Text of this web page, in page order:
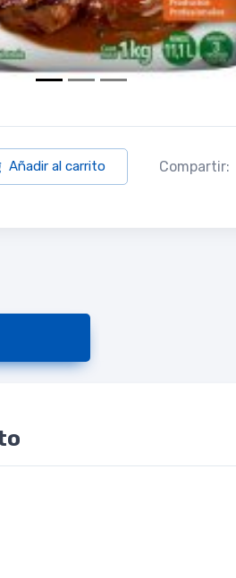
Añadir al carrito Compartir: